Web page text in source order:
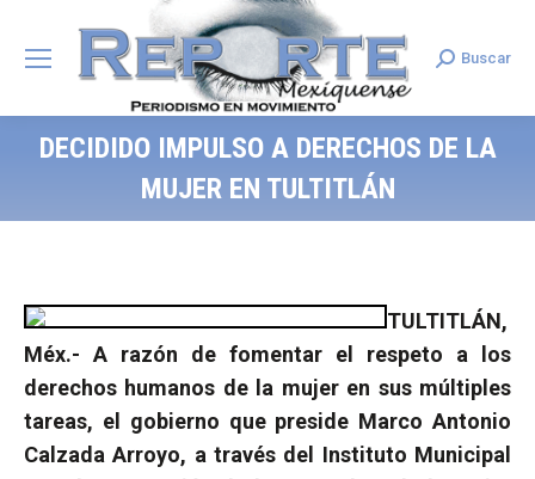
Search:
Buscar
DECIDIDO IMPULSO A DERECHOS DE LA
MUJER EN TULTITLÁN
TULTITLÁN,
Méx.- A razón de fomentar el respeto a los
derechos humanos de la mujer en sus múltiples
tareas, el gobierno que preside Marco Antonio
Calzada Arroyo, a través del Instituto Municipal